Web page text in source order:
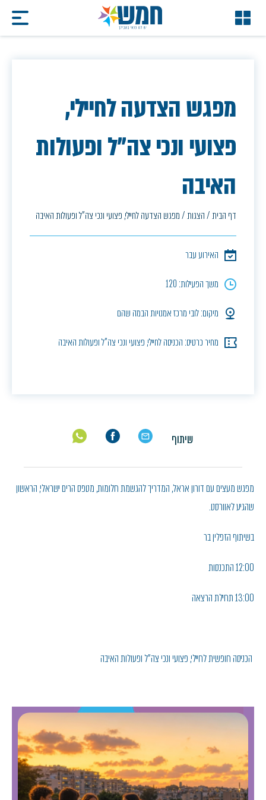
מפגש הצדעה לחיילי,
פצועי ונכי צה"ל ופעולות
האיבה
דף הבית/הצגות/מפגש הצדעה לחיילי, פצועי ונכי צה"ל ופעולות האיבה
האירוע עבר
משך הפעילות: 120
מיקום: לובי מרכז אמנויות הבמה שהם
מחיר כרטיס: הכניסה לחיילי, פצועי ונכי צה"ל ופעולות האיבה
שיתוף
מפגש מעצים עם דורון אראל, המדריך להגשמת חלומות, מטפס הרים ישראלי, הראשון
שהגיע לאוורסט.
בשיתוף הזפלין בר
12:00 התכנסות
13:00 תחילת הרצאה
הכניסה חופשית לחיילי, פצועי ונכי צה"ל ופעולות האיבה